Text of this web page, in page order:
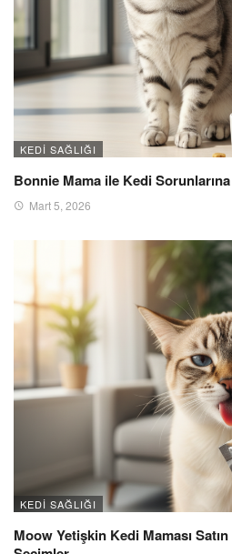
KEDI SAĞLIĞI
Bonnie Mama ile Kedi
Mart 5, 2026
KEDI SAĞLIĞI
Moow Yetişkin Kedi Maması